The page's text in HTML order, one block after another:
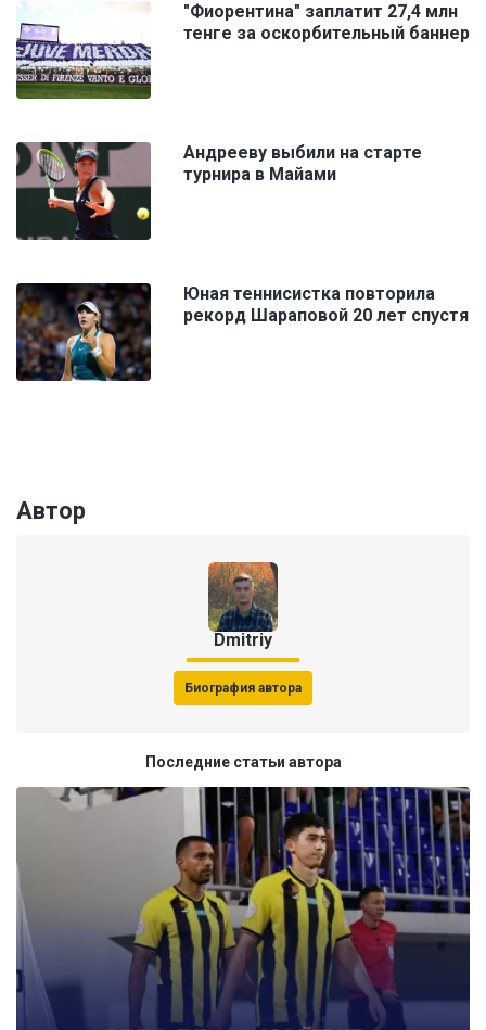
"Фиорентина" заплатит 27,4 млн
тенге за оскорбительный баннер
Андрееву выбили на старте
турнира в Майами
Юная теннисистка повторила
рекорд Шараповой 20 лет спустя
Автор
Dmitriy
Биография автора
Последние статьи автора